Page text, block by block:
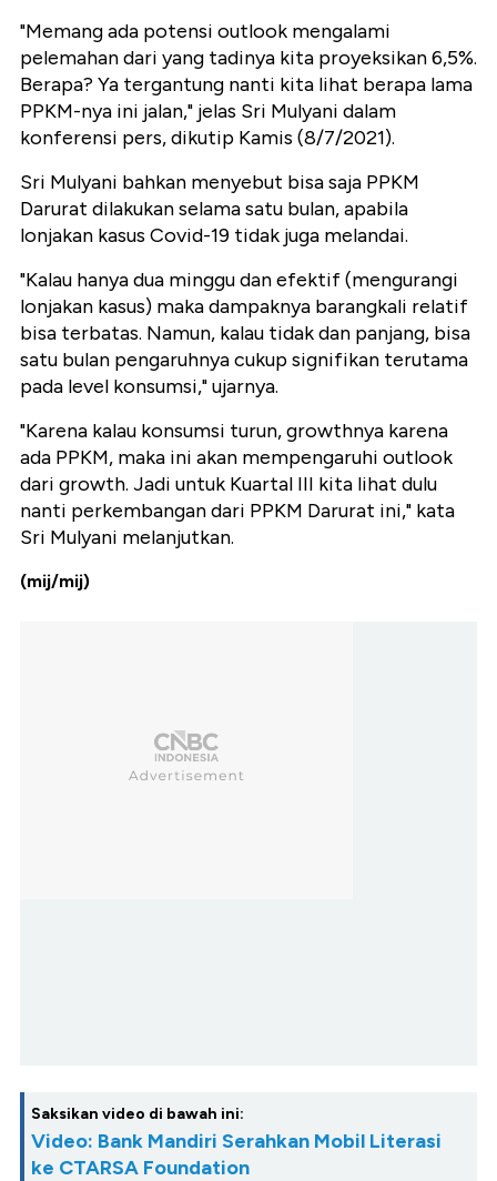
"Memang ada potensi outlook mengalami
pelemahan dari yang tadinya kita proyeksikan 6,5%.
Berapa? Ya tergantung nanti kita lihat berapa lama
PPKM-nya ini jalan," jelas Sri Mulyani dalam
konferensi pers, dikutip Kamis (8/7/2021).
Sri Mulyani bahkan menyebut bisa saja PPKM
Darurat dilakukan selama satu bulan, apabila
lonjakan kasus Covid-19 tidak juga melandai.
"Kalau hanya dua minggu dan efektif (mengurangi
lonjakan kasus) maka dampaknya barangkali relatif
bisa terbatas. Namun, kalau tidak dan panjang, bisa
satu bulan pengaruhnya cukup signifikan terutama
pada level konsumsi," ujarnya.
"Karena kalau konsumsi turun, growthnya karena
ada PPKM, maka ini akan mempengaruhi outlook
dari growth. Jadi untuk Kuartal III kita lihat dulu
nanti perkembangan dari PPKM Darurat ini," kata
Sri Mulyani melanjutkan.
(mij/mij)
Saksikan video di bawah ini:
Video: Bank Mandiri Serahkan Mobil Literasi
ke CTARSA Foundation